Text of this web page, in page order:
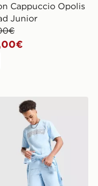
Cappuccio Opolis
Junior
Overhead Junior
Felpa con